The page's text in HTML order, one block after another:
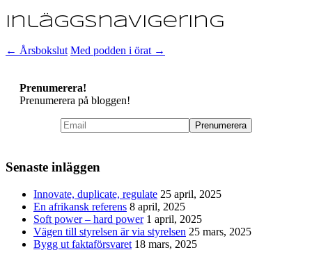
Inläggsnavigering
← Årsbokslut Med podden i örat →
Prenumerera!
Prenumerera på bloggen!
Senaste inläggen
Innovate, duplicate, regulate 25 april, 2025
En afrikansk referens 8 april, 2025
Soft power – hard power 1 april, 2025
Vägen till styrelsen är via styrelsen 25 mars, 2025
Bygg ut faktaförsvaret 18 mars, 2025